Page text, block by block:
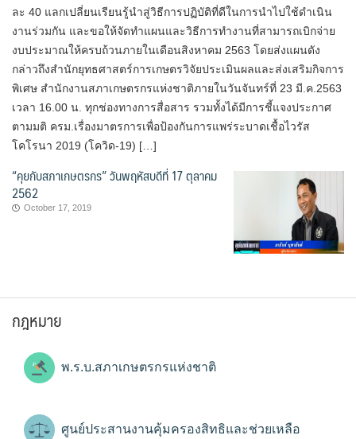
ละ 40 แลกเปลี่ยนเรียนรู้นำสู่วิธีการปฏิบัติที่ดีในการนำไปใช้ดำเนิน
งานร่วมกัน และขอให้จัดทำแผนและวิธีการทำงานที่สามารถเบิกจ่าย
งบประมาณให้ครบถ้วนภายในเดือนสิงหาคม 2563 โดยส่งแผนดัง
กล่าวถึงสำนักยุทธศาสตร์การเกษตรวิจัยประเมินผลและส่งเสริมกิจการ
พิเศษ สำนักงานสภาเกษตรกรแห่งชาติภายในวันจันทร์ที่ 23 มี.ค.2563
เวลา 16.00 น. ทุกช่องทางการสื่อสาร รวมทั้งได้มีการชี้แจงประกาศ
ตามมติ ครม.เรื่องมาตรการเพื่อป้องกันการแพร่ระบาดเชื้อไวรัส
โคโรนา 2019 (โควิด-19) […]
“คุยกับสภาเกษตรกร” วันพฤหัสบดีที่ 17 ตุลาคม
2562
October 17, 2019
กฎหมาย
พ.ร.บ.สภาเกษตรกรแห่งชาติ
ศูนย์ประสานงานคุ้มครองสิทธิและช่วยเหลือ